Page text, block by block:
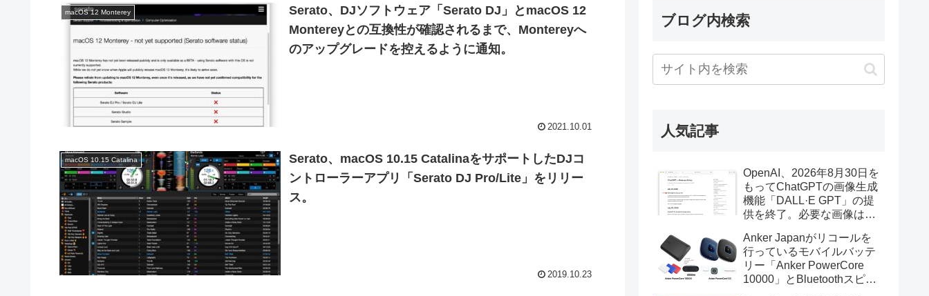
macOS 12 Monterey
Serato、DJソフトウェア「Serato DJ」とmacOS 12
Montereyとの互換性が確認されるまで、Montereyへ
のアップグレードを控えるように通知。
2021.10.01
macOS 10.15 Catalina
Serato、macOS 10.15 CatalinaをサポートしたDJコ
ントローラーアプリ「Serato DJ Pro/Lite」をリリー
ス。
2019.10.23
ブログ内検索
人気記事
OpenAI、2026年8月30日を
もってChatGPTの画像生成
機能「DALL·E GPT」の提
供を終了。必要な画像は期
Anker Japanがリコールを
行っているモバイルバッテ
リー「Anker PowerCore
10000」とBluetoothスピー